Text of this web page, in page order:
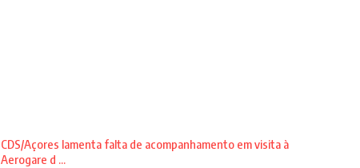
CDS/Açores lamenta falta de acompanhamento em visita à
Aerogare d ...